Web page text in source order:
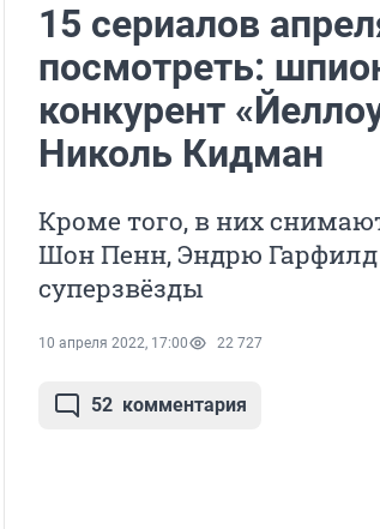
15 сериалов
посмотреть:
конкурент
Николь Кидман
Кроме того, в них
Шон Пенн, Эндрю Гарфилд
суперзвёзды
10 апреля 2022, 17:00 22 727
52 комментария